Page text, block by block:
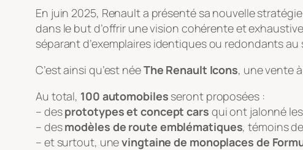
En juin 2025, Renault a présenté sa nouvelle
dans le but d’offrir une vision cohérente et
séparant d’exemplaires identiques ou redondants
C’est ainsi qu’est néeThe Renault Icons, une vente
Au total, 100 automobiles seront proposées :
– desprototypes et concept cars qui ont jalonné
– desmodèles de route emblématiques, témoins
– et surtout, unevingtaine de monoplaces de